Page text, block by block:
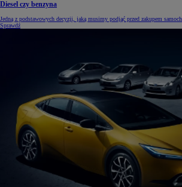
Diesel czy benzyna
Jedną z podstawowych decyzji, jaką musimy podjąć przed zakupem
Sprawdź